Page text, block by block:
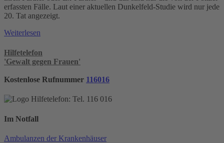
erfassten Fälle. Laut einer aktuellen Dunkelfeld-Studie wird nur jede
20. Tat angezeigt.
Weiterlesen
Hilfetelefon
'Gewalt gegen Frauen'
Kostenlose Rufnummer 116016
Im Notfall
Ambulanzen der Krankenhäuser